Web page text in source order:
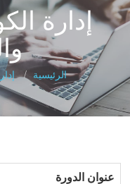
إدارة
الرئيسية
عنوان الدورة